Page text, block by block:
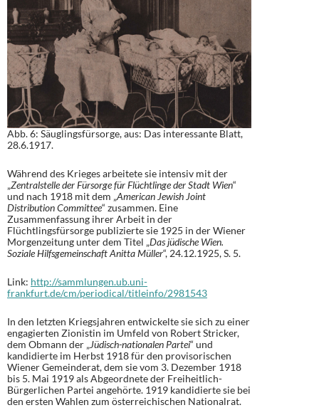
Abb. 6: Säuglingsfürsorge, aus: Das interessante Blatt,
28.6.1917.
Während des Krieges arbeitete sie intensiv mit der
„Zentralstelle der Fürsorge für Flüchtlinge der Stadt Wien“
und nach 1918 mit dem „American Jewish Joint
Distribution Committee“ zusammen. Eine
Zusammenfassung ihrer Arbeit in der
Flüchtlingsfürsorge publizierte sie 1925 in der Wiener
Morgenzeitung unter dem Titel „Das jüdische Wien.
Soziale Hilfsgemeinschaft Anitta Müller“, 24.12.1925, S. 5.
Link: http://sammlungen.ub.uni-
frankfurt.de/cm/periodical/titleinfo/2981543
In den letzten Kriegsjahren entwickelte sie sich zu einer
engagierten Zionistin im Umfeld von Robert Stricker,
dem Obmann der „Jüdisch-nationalen Partei“ und
kandidierte im Herbst 1918 für den provisorischen
Wiener Gemeinderat, dem sie vom 3. Dezember 1918
bis 5. Mai 1919 als Abgeordnete der Freiheitlich-
Bürgerlichen Partei angehörte. 1919 kandidierte sie bei
den ersten Wahlen zum österreichischen Nationalrat.